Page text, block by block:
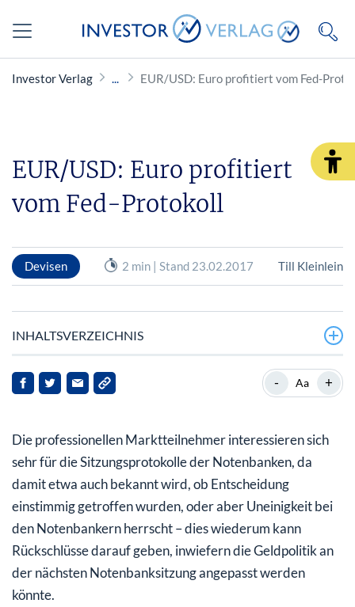
Investor Verlag EUR/USD: Euro profitiert vom Fed-
EUR/USD: Euro profitiert
vom Fed-Protokoll
Devisen 2 min | Stand 23.02.2017 Till Kleinlein
INHALTSVERZEICHNIS
Euro-Bullen noch nicht zurück im Spiel
- Aa +
Die professionellen Marktteilnehmer interessieren sich
sehr für die Sitzungsprotokolle der Notenbanken, da
damit etwa auch bekannt wird, ob Entscheidung
einstimmig getroffen wurden, oder aber Uneinigkeit bei
den Notenbankern herrscht – dies wiederum kann
Rückschlüsse darauf geben, inwiefern die Geldpolitik an
der nächsten Notenbanksitzung angepasst werden
könnte.